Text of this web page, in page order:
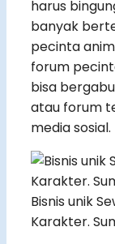
harus
banyak
pecinta
forum
bisa
atau forum
media sosial.
Bisnis unik
Karakter.